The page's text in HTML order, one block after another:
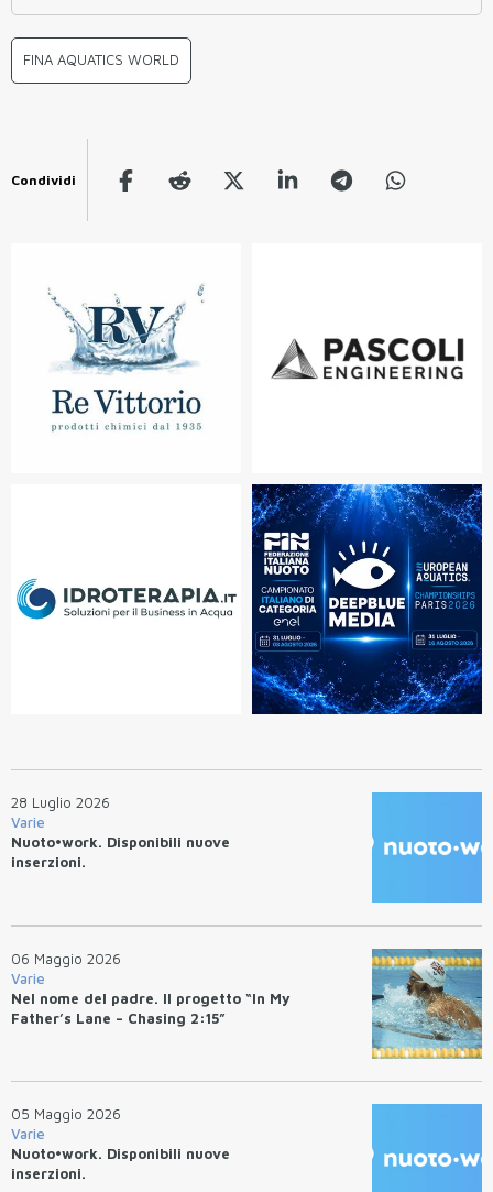
FINA AQUATICS WORLD
Condividi
28 Luglio 2026
Varie
Nuoto•work. Disponibili nuove
inserzioni.
06 Maggio 2026
Varie
Nel nome del padre. Il progetto “In My
Father’s Lane – Chasing 2:15”
05 Maggio 2026
Varie
Nuoto•work. Disponibili nuove
inserzioni.